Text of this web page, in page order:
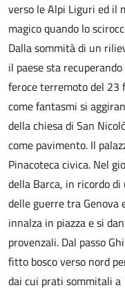
verso le Alpi Liguri ed il
magico quando lo
Dalla sommità di un
il paese sta
feroce terremoto del
come fantasmi si
della chiesa di San
come pavimento. Il
Pinacoteca civica. Nel
della Barca, in ricordo
delle guerre tra Genova
innalza in piazza e si
provenzali. Dal passo
fitto bosco verso nord
dai cui prati sommitali